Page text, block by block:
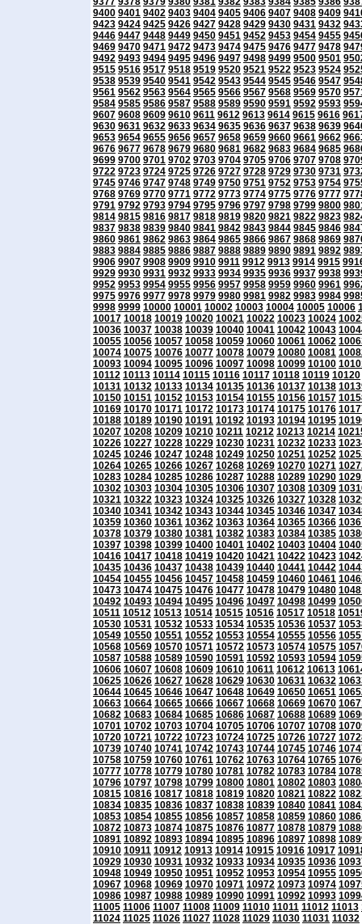
9400 9401 9402 9403 9404 9405 9406 9407 9408 9409
9423 9424 9425 9426 9427 9428 9429 9430 9431 9432
9446 9447 9448 9449 9450 9451 9452 9453 9454 9455
9469 9470 9471 9472 9473 9474 9475 9476 9477 9478
9492 9493 9494 9495 9496 9497 9498 9499 9500 9501
9515 9516 9517 9518 9519 9520 9521 9522 9523 9524
9538 9539 9540 9541 9542 9543 9544 9545 9546 9547
9561 9562 9563 9564 9565 9566 9567 9568 9569 9570
9584 9585 9586 9587 9588 9589 9590 9591 9592 9593
9607 9608 9609 9610 9611 9612 9613 9614 9615 9616
9630 9631 9632 9633 9634 9635 9636 9637 9638 9639
9653 9654 9655 9656 9657 9658 9659 9660 9661 9662
9676 9677 9678 9679 9680 9681 9682 9683 9684 9685
9699 9700 9701 9702 9703 9704 9705 9706 9707 9708
9722 9723 9724 9725 9726 9727 9728 9729 9730 9731
9745 9746 9747 9748 9749 9750 9751 9752 9753 9754
9768 9769 9770 9771 9772 9773 9774 9775 9776 9777
9791 9792 9793 9794 9795 9796 9797 9798 9799 9800
9814 9815 9816 9817 9818 9819 9820 9821 9822 9823
9837 9838 9839 9840 9841 9842 9843 9844 9845 9846
9860 9861 9862 9863 9864 9865 9866 9867 9868 9869
9883 9884 9885 9886 9887 9888 9889 9890 9891 9892
9906 9907 9908 9909 9910 9911 9912 9913 9914 9915
9929 9930 9931 9932 9933 9934 9935 9936 9937 9938
9952 9953 9954 9955 9956 9957 9958 9959 9960 9961
9975 9976 9977 9978 9979 9980 9981 9982 9983 9984
9998 9999 10000 10001 10002 10003 10004 10005 10006
10017 10018 10019 10020 10021 10022 10023 10024
10036 10037 10038 10039 10040 10041 10042 10043
10055 10056 10057 10058 10059 10060 10061 10062
10074 10075 10076 10077 10078 10079 10080 10081
10093 10094 10095 10096 10097 10098 10099 10100
10112 10113 10114 10115 10116 10117 10118 10119 10120
10131 10132 10133 10134 10135 10136 10137 10138
10150 10151 10152 10153 10154 10155 10156 10157
10169 10170 10171 10172 10173 10174 10175 10176
10188 10189 10190 10191 10192 10193 10194 10195
10207 10208 10209 10210 10211 10212 10213 10214
10226 10227 10228 10229 10230 10231 10232 10233
10245 10246 10247 10248 10249 10250 10251 10252
10264 10265 10266 10267 10268 10269 10270 10271
10283 10284 10285 10286 10287 10288 10289 10290
10302 10303 10304 10305 10306 10307 10308 10309
10321 10322 10323 10324 10325 10326 10327 10328
10340 10341 10342 10343 10344 10345 10346 10347
10359 10360 10361 10362 10363 10364 10365 10366
10378 10379 10380 10381 10382 10383 10384 10385
10397 10398 10399 10400 10401 10402 10403 10404
10416 10417 10418 10419 10420 10421 10422 10423
10435 10436 10437 10438 10439 10440 10441 10442
10454 10455 10456 10457 10458 10459 10460 10461
10473 10474 10475 10476 10477 10478 10479 10480
10492 10493 10494 10495 10496 10497 10498 10499
10511 10512 10513 10514 10515 10516 10517 10518
10530 10531 10532 10533 10534 10535 10536 10537
10549 10550 10551 10552 10553 10554 10555 10556
10568 10569 10570 10571 10572 10573 10574 10575
10587 10588 10589 10590 10591 10592 10593 10594
10606 10607 10608 10609 10610 10611 10612 10613
10625 10626 10627 10628 10629 10630 10631 10632
10644 10645 10646 10647 10648 10649 10650 10651
10663 10664 10665 10666 10667 10668 10669 10670
10682 10683 10684 10685 10686 10687 10688 10689
10701 10702 10703 10704 10705 10706 10707 10708
10720 10721 10722 10723 10724 10725 10726 10727
10739 10740 10741 10742 10743 10744 10745 10746
10758 10759 10760 10761 10762 10763 10764 10765
10777 10778 10779 10780 10781 10782 10783 10784
10796 10797 10798 10799 10800 10801 10802 10803
10815 10816 10817 10818 10819 10820 10821 10822
10834 10835 10836 10837 10838 10839 10840 10841
10853 10854 10855 10856 10857 10858 10859 10860
10872 10873 10874 10875 10876 10877 10878 10879
10891 10892 10893 10894 10895 10896 10897 10898
10910 10911 10912 10913 10914 10915 10916 10917
10929 10930 10931 10932 10933 10934 10935 10936
10948 10949 10950 10951 10952 10953 10954 10955
10967 10968 10969 10970 10971 10972 10973 10974
10986 10987 10988 10989 10990 10991 10992 10993
11005 11006 11007 11008 11009 11010 11011 11012 11013
11024 11025 11026 11027 11028 11029 11030 11031 11032